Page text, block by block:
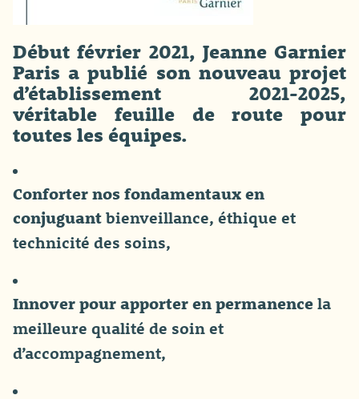
Début février 2021, Jeanne Garnier
Paris a publié son nouveau projet
d’établissement 2021-2025,
véritable feuille de route pour
toutes les équipes.
Conforter nos fondamentaux en
conjuguant bienveillance, éthique et
technicité des soins,
Innover pour apporter en permanence la
meilleure qualité de soin et
d’accompagnement,